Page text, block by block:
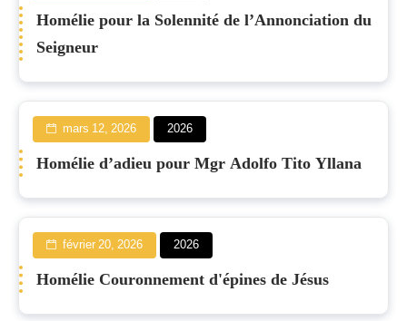
Homélie pour la Solennité de l’Annonciation du
Seigneur
mars 12, 2026 2026
Homélie d’adieu pour Mgr Adolfo Tito Yllana
février 20, 2026 2026
Homélie Couronnement d'épines de Jésus